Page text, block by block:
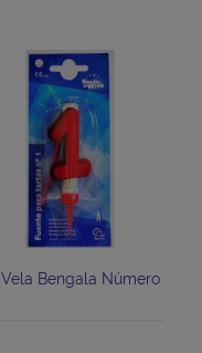
Vela Bengala Número